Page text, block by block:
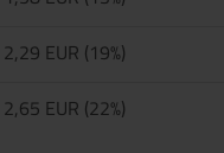
2,29 EUR (19%)
2,65 EUR (22%)